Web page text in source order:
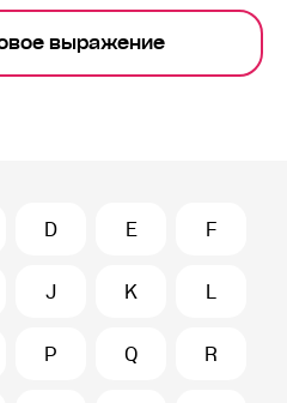
выражение
D E F
J K L
P Q R